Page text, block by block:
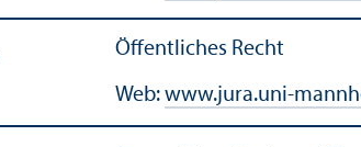
Öffentliches Recht
Web: www.jura.uni-